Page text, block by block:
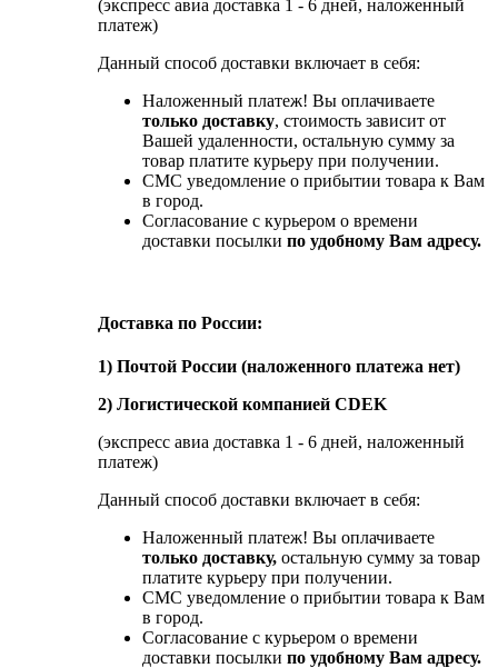
(экспресс авиа доставка 1 - 6 дней, наложенный
платеж)
Данный способ доставки включает в себя:
Наложенный платеж! Вы оплачиваете
только доставку, стоимость зависит от
Вашей удаленности, остальную сумму за
товар платите курьеру при получении.
СМС уведомление о прибытии товара к Вам
в город.
Согласование с курьером о времени
доставки посылки по удобному Вам адресу.
Доставка по России:
1) Почтой России (наложенного платежа нет)
2) Логистической компанией CDEK
(экспресс авиа доставка 1 - 6 дней, наложенный
платеж)
Данный способ доставки включает в себя:
Наложенный платеж! Вы оплачиваете
только доставку, остальную сумму за товар
платите курьеру при получении.
СМС уведомление о прибытии товара к Вам
в город.
Согласование с курьером о времени
доставки посылки по удобному Вам адресу.